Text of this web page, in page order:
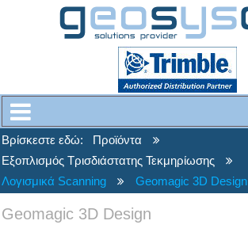
Βρίσκεστε εδώ:
Προϊόντα
Εξοπλισμός Τρισδιάστατης Τεκμηρίωσης
Λογισμικά Scanning
Geomagic 3D Design
Geomagic 3D Design